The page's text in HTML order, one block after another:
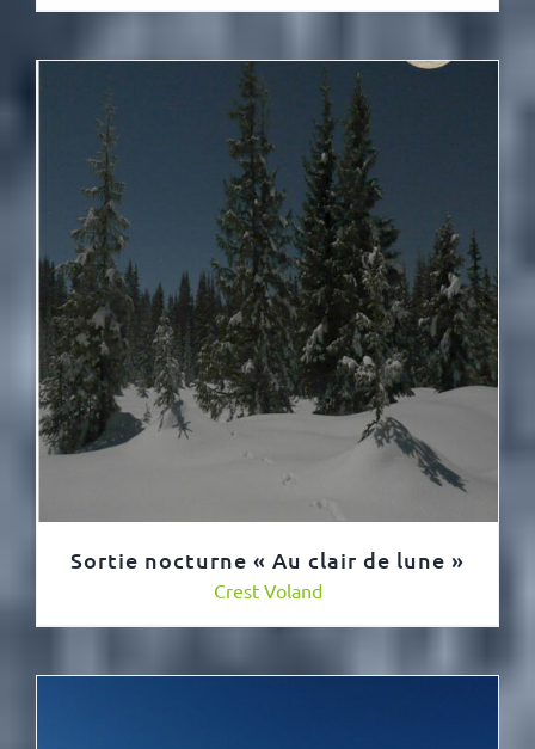
Sortie nocturne « Au clair de lune »
Crest Voland